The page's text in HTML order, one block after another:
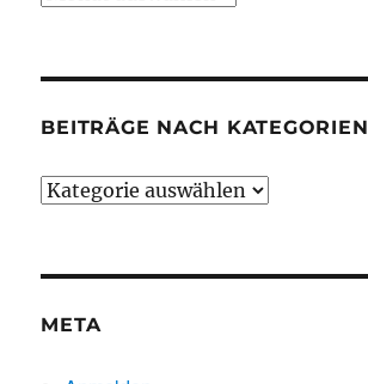
BEITRÄGE NACH KATEGORIEN
Beiträge
META